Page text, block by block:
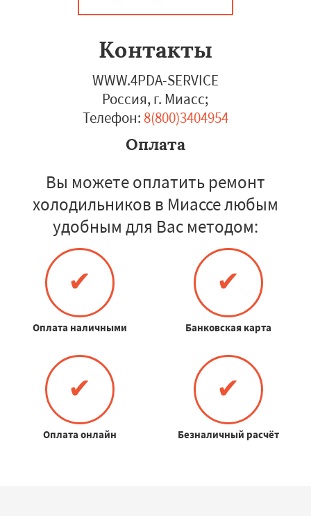
Контакты
WWW.4PDA-SERVICE
Россия, г. Миасс;
Телефон: 8(800)3404954
Оплата
Вы можете оплатить ремонт
холодильников в Миассе любым
удобным для Вас методом:
✔
Оплата наличными
✔
Банковская карта
✔
Оплата онлайн
✔
Безналичный расчёт